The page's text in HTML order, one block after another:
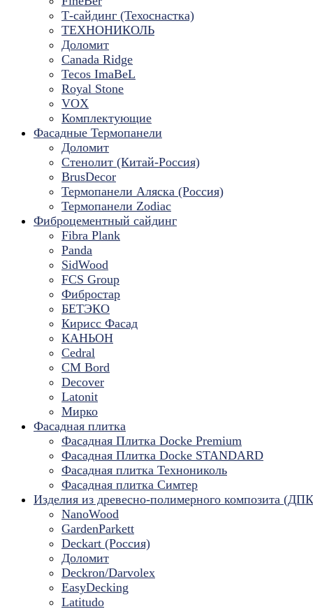
Т-сайдинг (Техоснастка)
ТЕХНОНИКОЛЬ
Доломит
Canada Ridge
Tecos ImaBeL
Royal Stone
VOX
Комплектующие
Фасадные Термопанели
Доломит
Стенолит (Китай-Россия)
BrusDecor
Термопанели Аляска (Россия)
Термопанели Zodiac
Фиброцементный сайдинг
Fibra Plank
Panda
SidWood
FCS Group
Фибростар
БЕТЭКО
Кирисс Фасад
КАНЬОН
Cedral
CM Bord
Decover
Latonit
Мирко
Фасадная плитка
Фасадная Плитка Docke Premium
Фасадная Плитка Docke STANDARD
Фасадная плитка Технониколь
Фасадная плитка Симтер
Изделия из древесно-полимерного композита
NanoWood
GardenParkett
Deckart (Россия)
Доломит
Deckron/Darvolex
EasyDecking
Latitudo